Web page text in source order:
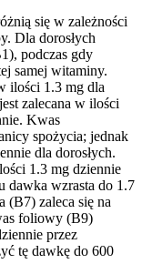
się w zależności
Dla dorosłych
podczas gdy
samej witaminy.
ilości 1.3 mg dla
zalecana w ilości
Kwas
spożycia; jednak
dla dorosłych.
1.3 mg dziennie
dawka wzrasta do 1.7
(B7) zaleca się na
foliowy (B9)
przez
tę dawkę do 600